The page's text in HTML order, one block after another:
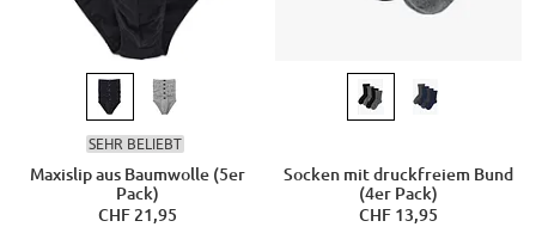
SEHR BELIEBT
Maxislip aus Baumwolle (5er
Pack)
CHF 21,95
Socken mit druckfreiem Bund
(4er Pack)
CHF 13,95